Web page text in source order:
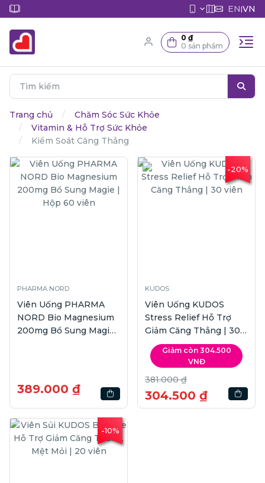
EN|VN
0 ₫
0 sản phẩm
Trang chủ
Chăm Sóc Sức Khỏe
Vitamin & Hỗ Trợ Sức Khỏe
Kiểm Soát Căng Thẳng
PHARMA NORD
Viên Uống PHARMA
NORD Bio Magnesium
200mg Bổ Sung Magie |
389.000 ₫
-20%
KUDOS
Viên Uống KUDOS
Stress Relief Hỗ Trợ
Giảm Căng Thẳng | 30
viên
Giảm còn 304.500
VNĐ
381.000 ₫
304.500 ₫
-10%